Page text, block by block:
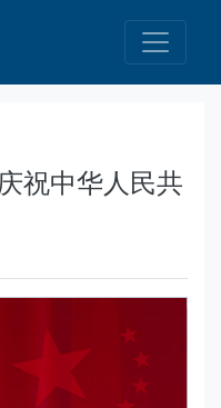
祝中华人民共